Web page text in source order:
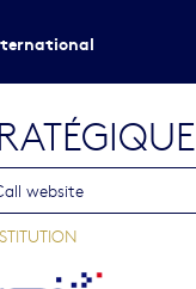
website